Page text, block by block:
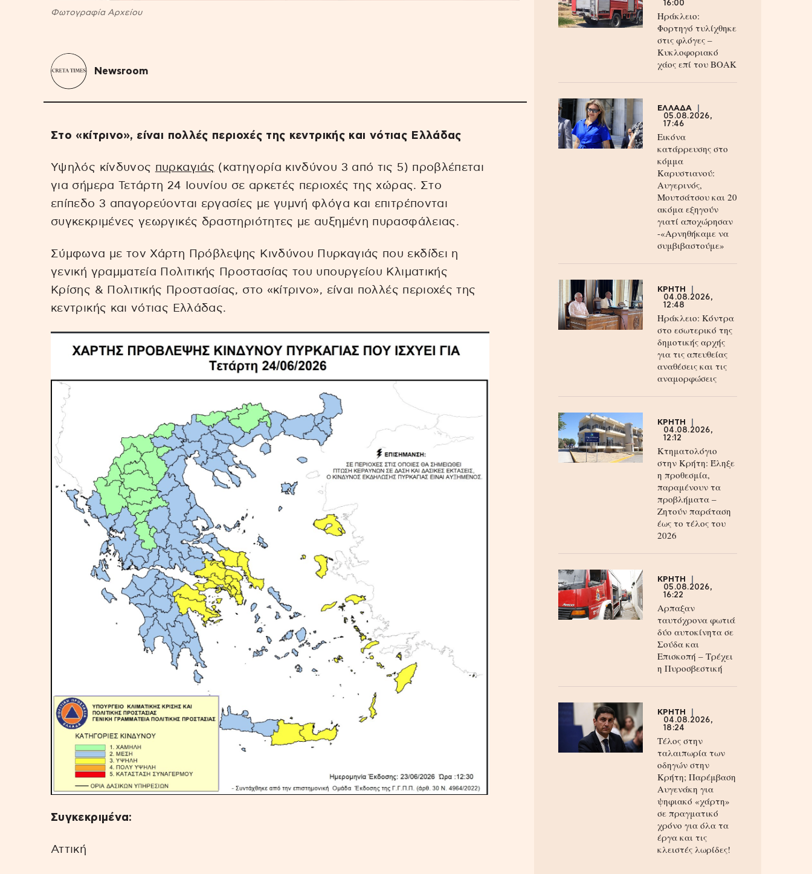
Φωτογραφία Αρχείου
Newsroom
Στο «κίτρινο», είναι πολλές περιοχές της κεντρικής και νότιας Ελλάδας
Υψηλός κίνδυνος πυρκαγιάς (κατηγορία κινδύνου 3 από τις 5) προβλέπεται
για σήμερα Τετάρτη 24 Ιουνίου σε αρκετές περιοχές της χώρας. Στο
επίπεδο 3 απαγορεύονται εργασίες με γυμνή φλόγα και επιτρέπονται
συγκεκριμένες γεωργικές δραστηριότητες με αυξημένη πυρασφάλειας.
Σύμφωνα με τον Χάρτη Πρόβλεψης Κινδύνου Πυρκαγιάς που εκδίδει η
γενική γραμματεία Πολιτικής Προστασίας του υπουργείου Κλιματικής
Κρίσης & Πολιτικής Προστασίας, στο «κίτρινο», είναι πολλές περιοχές της
κεντρικής και νότιας Ελλάδας.
Συγκεκριμένα:
Αττική
16:00
Ηράκλειο:
Φορτηγό τυλίχθηκε
στις φλόγες –
Κυκλοφοριακό
χάος επί του ΒΟΑΚ
ΕΛΛΑΔΑ
05.08.2026,
17:46
Εικόνα
κατάρρευσης στο
κόμμα
Καρυστιανού:
Αυγερινός,
Μουτσάτσου και 20
ακόμα εξηγούν
γιατί αποχώρησαν
-«Αρνηθήκαμε να
συμβιβαστούμε»
ΚΡΗΤΗ
04.08.2026,
12:48
Ηράκλειο: Κόντρα
στο εσωτερικό της
δημοτικής αρχής
για τις απευθείας
αναθέσεις και τις
αναμορφώσεις
ΚΡΗΤΗ
04.08.2026,
12:12
Κτηματολόγιο
στην Κρήτη: Έληξε
η προθεσμία,
παραμένουν τα
προβλήματα –
Ζητούν παράταση
έως το τέλος του
2026
ΚΡΗΤΗ
05.08.2026,
16:22
Αρπαξαν
ταυτόχρονα φωτιά
δύο αυτοκίνητα σε
Σούδα και
Επισκοπή – Τρέχει
η Πυροσβεστική
ΚΡΗΤΗ
04.08.2026,
18:24
Τέλος στην
ταλαιπωρία των
οδηγών στην
Κρήτη; Παρέμβαση
Αυγενάκη για
ψηφιακό «χάρτη»
σε πραγματικό
χρόνο για όλα τα
έργα και τις
κλειστές λωρίδες!